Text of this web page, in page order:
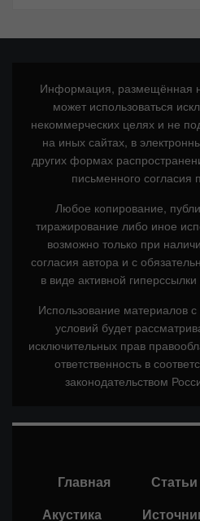
Информация, размещённая
может использоваться
некоммерческих целях и не
на иных сайтах, в
других формах
письменного согласия
Любое копирование,
тиражирование либо иное
возможно только при
согласия автора и с
в виде активной
Использование материалов
условий будет
исключительных прав
ответственность в
законодательством
Главная Статьи
Акустика